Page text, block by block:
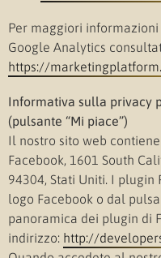
Per maggiori
Google Analytics
https://
Informativa sulla privacy
(pulsante “Mi piace”)
Il nostro sito web
Facebook, 1601 South
94304, Stati Uniti. I
logo Facebook o dal
panoramica dei plugin di
indirizzo: http://